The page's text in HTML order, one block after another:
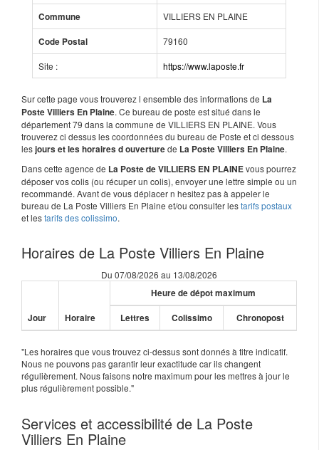
Commune VILLIERS EN PLAINE
Code Postal 79160
Site : https://www.laposte.fr
Sur cette page vous trouverez l ensemble des informations de La
Poste Villiers En Plaine. Ce bureau de poste est situé dans le
département 79 dans la commune de VILLIERS EN PLAINE. Vous
trouverez ci dessus les coordonnées du bureau de Poste et ci dessous
lesjours et les horaires d ouverturede La Poste Villiers En Plaine.
Dans cette agence de La Poste de VILLIERS EN PLAINEvous pourrez
déposer vos colis (ou récuper un colis), envoyer une lettre simple ou un
recommandé. Avant de vous déplacer n hesitez pas à appeler le
bureau de La Poste Villiers En Plaine et/ou consulter lestarifs postaux
et lestarifs des colissimo.
Horaires de La Poste Villiers En Plaine
Du 07/08/2026 au 13/08/2026
Jour Horaire
Heure de dépot maximum
Lettres Colissimo Chronopost
"Les horaires que vous trouvez ci-dessus sont donnés à titre indicatif.
Nous ne pouvons pas garantir leur exactitude car ils changent
régulièrement. Nous faisons notre maximum pour les mettres à jour le
plus régulièrement possible."
Services et accessibilité de La Poste
Villiers En Plaine